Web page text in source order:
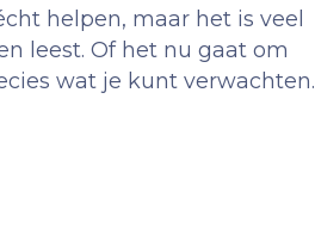
helpen, maar het is veel
leest. Of het nu gaat om
wat je kunt verwachten.